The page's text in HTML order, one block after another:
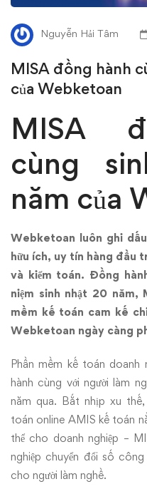
nhật
20
năm
của
Nguyễn Hải Tâm
MISA đồng hành
của Webketoan
MISA
cùng
năm của
Webketoan luôn ghi
hữu ích, uy tín hàng đầu
và kiểm toán. Đồng
niệm sinh nhật 20 năm,
mềm kế toán cam kế
Webketoan ngày càng
Phần mềm kế toán doanh
hành cùng với người làm
năm qua. Bắt nhịp xu
toán online AMIS kế toán
thể cho doanh nghiệp –
nghiệp chuyển đổi số
cho người làm nghề.